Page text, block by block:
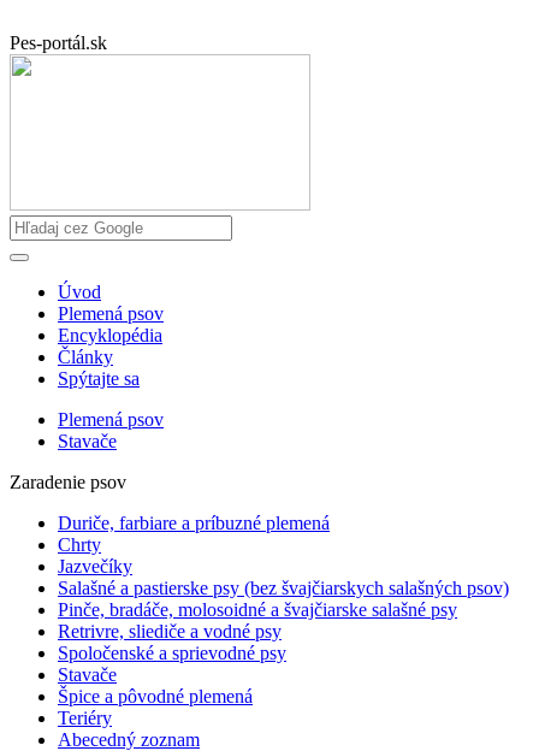
Pes-portál.sk
Úvod
Plemená psov
Encyklopédia
Články
Spýtajte sa
Plemená psov
Stavače
Zaradenie psov
Duriče, farbiare a príbuzné plemená
Chrty
Jazvečíky
Salašné a pastierske psy (bez švajčiarskych salašných psov)
Pinče, bradáče, molosoidné a švajčiarske salašné psy
Retrivre, sliediče a vodné psy
Spoločenské a sprievodné psy
Stavače
Špice a pôvodné plemená
Teriéry
Abecedný zoznam